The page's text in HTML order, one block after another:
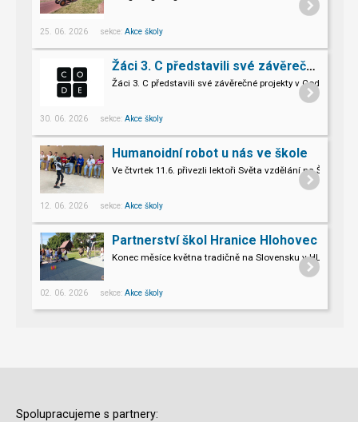
25. 06. 2026 sekce: Akce školy
Žáci 3. C představili své závěrečné projekty v Code.org
Žáci 3. C představili své závěrečné projekty v Code.org
30. 06. 2026 sekce: Akce školy
Humanoidní robot u nás ve škole
Ve čtvrtek 11.6. přivezli lektoři Světa vzdělání na
Pro naše třeťáky a páťáky to byl opravdu nevšední zážitek.
12. 06. 2026 sekce: Akce školy
Partnerství škol Hranice Hlohovec
Konec měsíce května tradičně na Slovensku v HLOHOVCI!
02. 06. 2026 sekce: Akce školy
Spolupracujeme s partnery: